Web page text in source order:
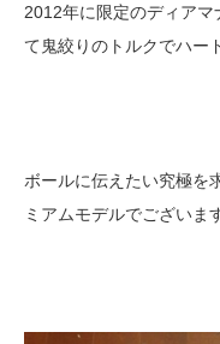
2012年に限定のディア
て鬼絞りのトルクでハー
ボールに伝えたい究極を
ミアムモデルでございま